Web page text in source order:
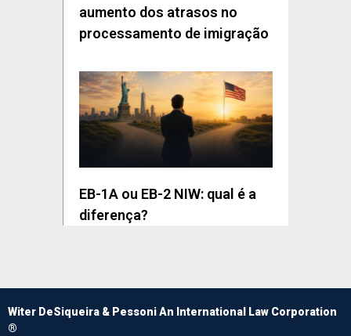
aumento dos atrasos no
processamento de imigração
EB-1A ou EB-2 NIW: qual é a
diferença?
Witer DeSiqueira & Pessoni An International Law Corporation
®